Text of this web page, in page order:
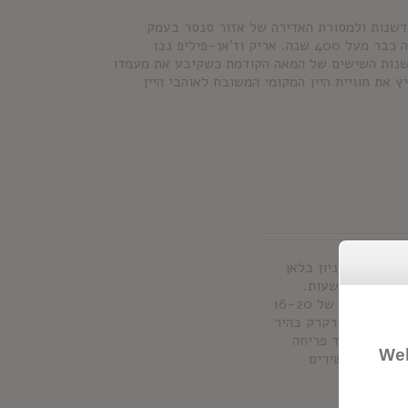
ולמסורת האדירה של אזור סנסר בעמק
הלואר. הידע, הניסיון והנכונות לעבודה קשה עוברת מדור לדור במשפחה כבר מעל 400 שנה. אריק וז'אן-פיליפ נבו
השישים של המאה הקודמת כשקיבע את מעמדו
חוויית היין המקומי המשובח לאוהבי היין
סוביניון בלאן
סחיטה עדינה ולאחריה הצללה בת 48 שעות.
תסיסה והתבגרות קצרה במכלי נירוסטה בטמפרטורה של 16-20
ליין גוון ירקרק בהיר
פרי בשל לצד פריחה
טעמים עשירים